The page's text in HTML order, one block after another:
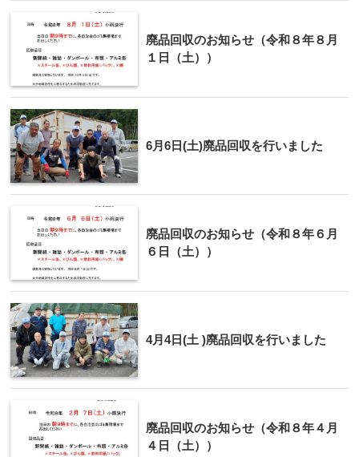
廃品回収のお知らせ（令和８年８月
１日（土））
6月6日(土)廃品回収を行いました
廃品回収のお知らせ（令和８年６月
６日（土））
4月4日(土 )廃品回収を行いました
廃品回収のお知らせ（令和８年４月
４日（土））